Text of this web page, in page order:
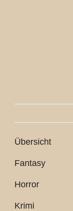
Übersicht
Fantasy
Horror
Krimi